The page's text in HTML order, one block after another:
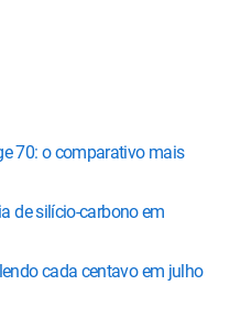
70: o comparativo mais
de silício-carbono em
cada centavo em julho